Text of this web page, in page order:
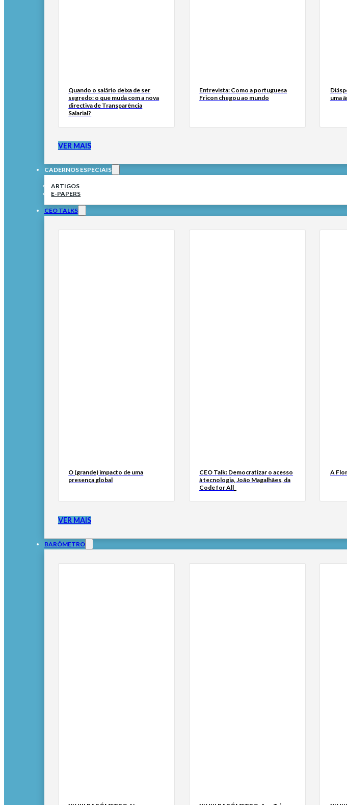
Quando o salário deixa de ser
segredo: o que muda com a nova
directiva de Transparência
Salarial?
Entrevista: Como a portuguesa
Fricon chegou ao mundo
uma
VER MAIS
CADERNOS ESPECIAIS
ARTIGOS
E-PAPERS
CEO TALKS
O (grande) impacto de uma
presença global
CEO Talk: Democratizar o acesso
à tecnologia, João Magalhães, da
Code for All_
A
VER MAIS
BARÓMETRO